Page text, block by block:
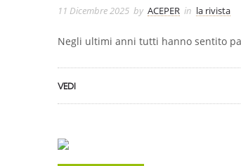
11 Dicembre 2025 by ACEPER in la rivista
Negli ultimi anni tutti hanno sentito
VEDI